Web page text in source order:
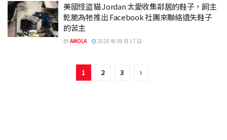
美國怪盜貓 Jordan 太愛收集鄰居的鞋子，飼主
乾脆為牠推出 Facebook 社團來聯絡遺失鞋子
的苦主
BYAMOLA 2020 年 08 月 17 日
1 2 3